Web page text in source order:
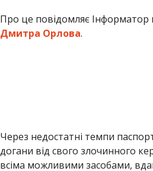
Про це повідомляє
Дмитра Орлова.
Вочевидь, за дорученням
захоплені, відмовляються